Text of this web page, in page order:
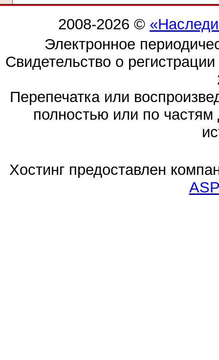
2008-2026 ©
Электронное
Свидетельство о
Перепечатка или
полностью или по частям
Хостинг предоставлен